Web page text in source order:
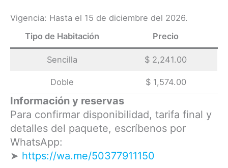
Vigencia: Hasta el 15 de diciembre del 2026.
Tipo de Habitación
Precio
Sencilla $ 2,241.00
Doble $ 1,574.00
Información y reservas
Para confirmar disponibilidad, tarifa final y
detalles del paquete, escríbenos por
WhatsApp:
➤ https://wa.me/50377911150